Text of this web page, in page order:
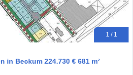
1 / 1
in Beckum 224.730 € 681 m²